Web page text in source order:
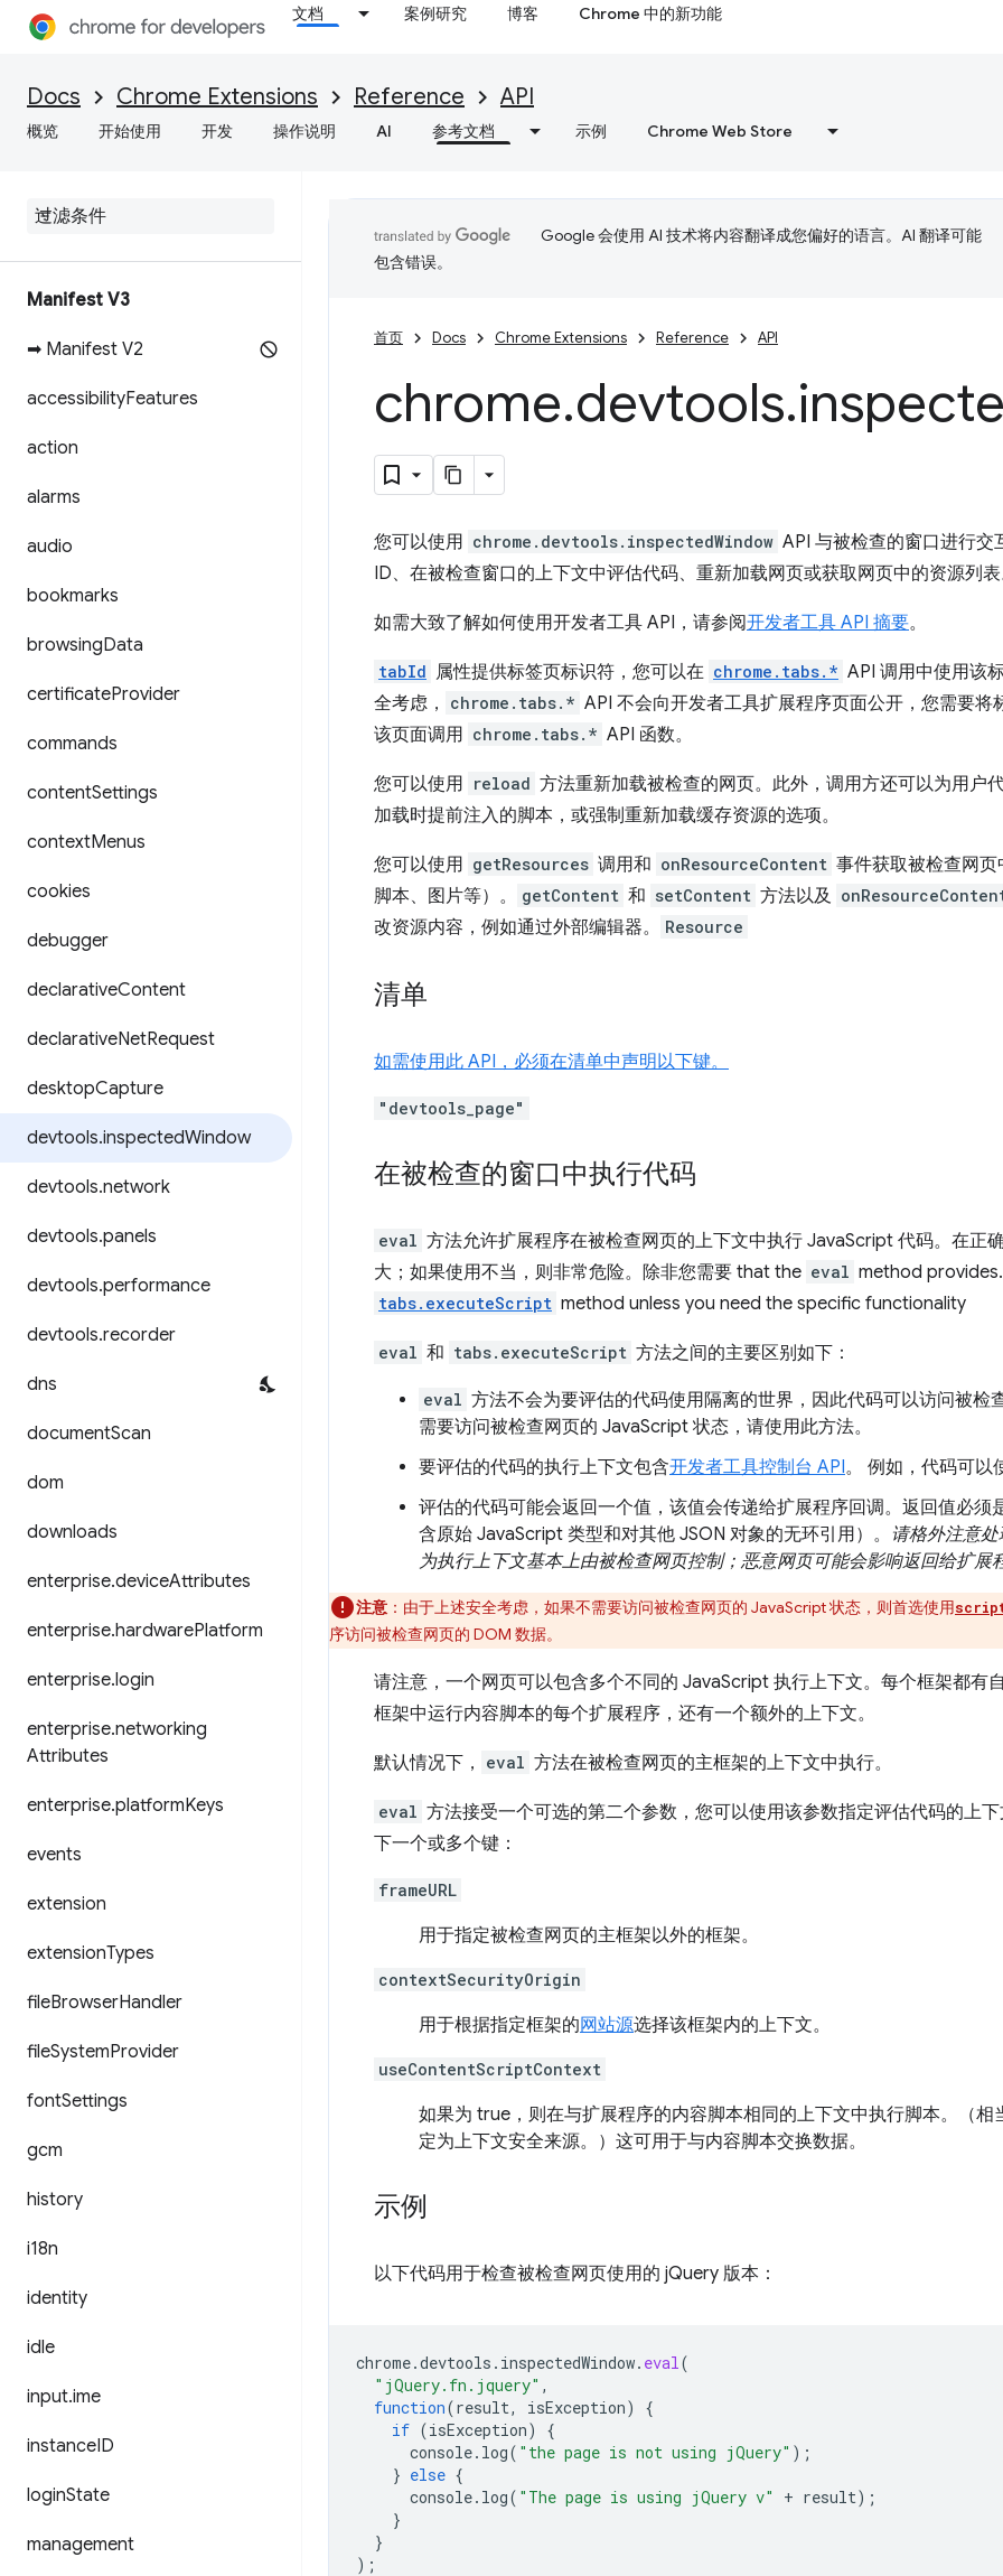
文档 案例研究 博客 Chrome 中的新功能
Docs Chrome Extensions Reference API
概览 开始使用 开发 操作说明 AI 参考文档 示例 Chrome Web Store
Manifest V3
➡ Manifest V2
accessibilityFeatures
action
alarms
audio
bookmarks
browsingData
certificateProvider
commands
contentSettings
contextMenus
cookies
debugger
declarativeContent
declarativeNetRequest
desktopCapture
devtools.inspectedWindow
devtools.network
devtools.panels
devtools.performance
devtools.recorder
dns
documentScan
dom
downloads
enterprise.deviceAttributes
enterprise.hardwarePlatform
enterprise.login
enterprise.networking
Attributes
enterprise.platformKeys
events
extension
extensionTypes
fileBrowserHandler
fileSystemProvider
fontSettings
gcm
history
i18n
identity
idle
input.ime
instanceID
loginState
management
Google 会使用 AI 技术将内容翻译成您偏好的语言。AI 翻译可能
包含错误。
首页 Docs Chrome Extensions Reference API
chrome.devtools.
您可以使用 chrome.devtools.inspectedWindow API 与被检查的窗口进行
ID、在被检查窗口的上下文中评估代码、重新加载网页或获取网页中的资源列
如需大致了解如何使用开发者工具 API，请参阅开发者工具 API 摘要。
tabId 属性提供标签页标识符，您可以在 chrome.tabs.* API 调用中使用该
全考虑，
chrome.tabs.* API 不会向开发者工具扩展程序页面公开，您需要将
该页面调用 chrome.tabs.* API 函数。
您可以使用 reload 方法重新加载被检查的网页。此外，调用方还可以为用户
加载时提前注入的脚本，或强制重新加载缓存资源的选项。
您可以使用 getResources 调用和 onResourceContent 事件获取被检查网
脚本、图片等）。
getContent 和 setContent 方法以及
改资源内容，例如通过外部编辑器。 Resource
清单
如需使用此 API，必须在清单中声明以下键。
"devtools_page"
在被检查的窗口中执行代码
eval 方法允许扩展程序在被检查网页的上下文中执行 JavaScript 代码。在正
大；如果使用不当，则非常危险。除非您需要 that the eval method
tabs.executeScript method unless you need the specific functionality
eval 和 tabs.executeScript 方法之间的主要区别如下：
eval 方法不会为要评估的代码使用隔离的世界，因此代码可以访问被检
需要访问被检查网页的 JavaScript 状态，请使用此方法。
要评估的代码的执行上下文包含开发者工具控制台 API。 例如，代码可以
评估的代码可能会返回一个值，该值会传递给扩展程序回调。返回值必须
含原始 JavaScript 类型和对其他 JSON 对象的无环引用）。 请格外注意
为执行上下文基本上由被检查网页控制；恶意网页可能会影响返回给扩展
注意 ：由于上述安全考虑，如果不需要访问被检查网页的 JavaScript 状态，则首选使用
序访问被检查网页的 DOM 数据。
请注意，一个网页可以包含多个不同的 JavaScript 执行上下文。每个框架都有
框架中运行内容脚本的每个扩展程序，还有一个额外的上下文。
默认情况下， eval 方法在被检查网页的主框架的上下文中执行。
eval 方法接受一个可选的第二个参数，您可以使用该参数指定评估代码的上
下一个或多个键：
frameURL
用于指定被检查网页的主框架以外的框架。
contextSecurityOrigin
用于根据指定框架的网站源选择该框架内的上下文。
useContentScriptContext
如果为 true，则在与扩展程序的内容脚本相同的上下文中执行脚本。（
定为上下文安全来源。）这可用于与内容脚本交换数据。
示例
以下代码用于检查被检查网页使用的 jQuery 版本：
chrome.devtools . inspectedWindow. eval(
"jQuery.fn.jquery" ,
function(result, isException)
{
if (isException)
{
console. log( "the page is not using jQuery" );
} else {
console. log( "The page is using jQuery v" + result);
}
}
);